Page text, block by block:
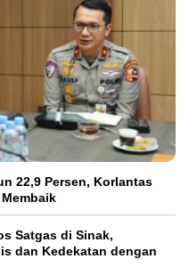
22,9 Persen, Korlantas
Satgas di Sinak,
dan Kedekatan dengan